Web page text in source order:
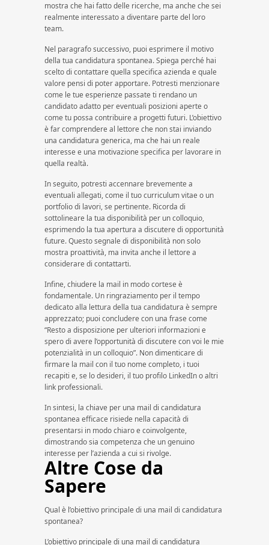
mostra che hai fatto delle ricerche, ma anche che sei
realmente interessato a diventare parte del loro
team.
Nel paragrafo successivo, puoi esprimere il motivo
della tua candidatura spontanea. Spiega perché hai
scelto di contattare quella specifica azienda e quale
valore pensi di poter apportare. Potresti menzionare
come le tue esperienze passate ti rendano un
candidato adatto per eventuali posizioni aperte o
come tu possa contribuire a progetti futuri. L’obiettivo
è far comprendere al lettore che non stai inviando
una candidatura generica, ma che hai un reale
interesse e una motivazione specifica per lavorare in
quella realtà.
In seguito, potresti accennare brevemente a
eventuali allegati, come il tuo curriculum vitae o un
portfolio di lavori, se pertinente. Ricorda di
sottolineare la tua disponibilità per un colloquio,
esprimendo la tua apertura a discutere di opportunità
future. Questo segnale di disponibilità non solo
mostra proattività, ma invita anche il lettore a
considerare di contattarti.
Infine, chiudere la mail in modo cortese è
fondamentale. Un ringraziamento per il tempo
dedicato alla lettura della tua candidatura è sempre
apprezzato; puoi concludere con una frase come
“Resto a disposizione per ulteriori informazioni e
spero di avere l’opportunità di discutere con voi le mie
potenzialità in un colloquio”. Non dimenticare di
firmare la mail con il tuo nome completo, i tuoi
recapiti e, se lo desideri, il tuo profilo LinkedIn o altri
link professionali.
In sintesi, la chiave per una mail di candidatura
spontanea efficace risiede nella capacità di
presentarsi in modo chiaro e coinvolgente,
dimostrando sia competenza che un genuino
interesse per l’azienda a cui si rivolge.
Altre Cose da
Sapere
Qual è l’obiettivo principale di una mail di candidatura
spontanea?
L’obiettivo principale di una mail di candidatura